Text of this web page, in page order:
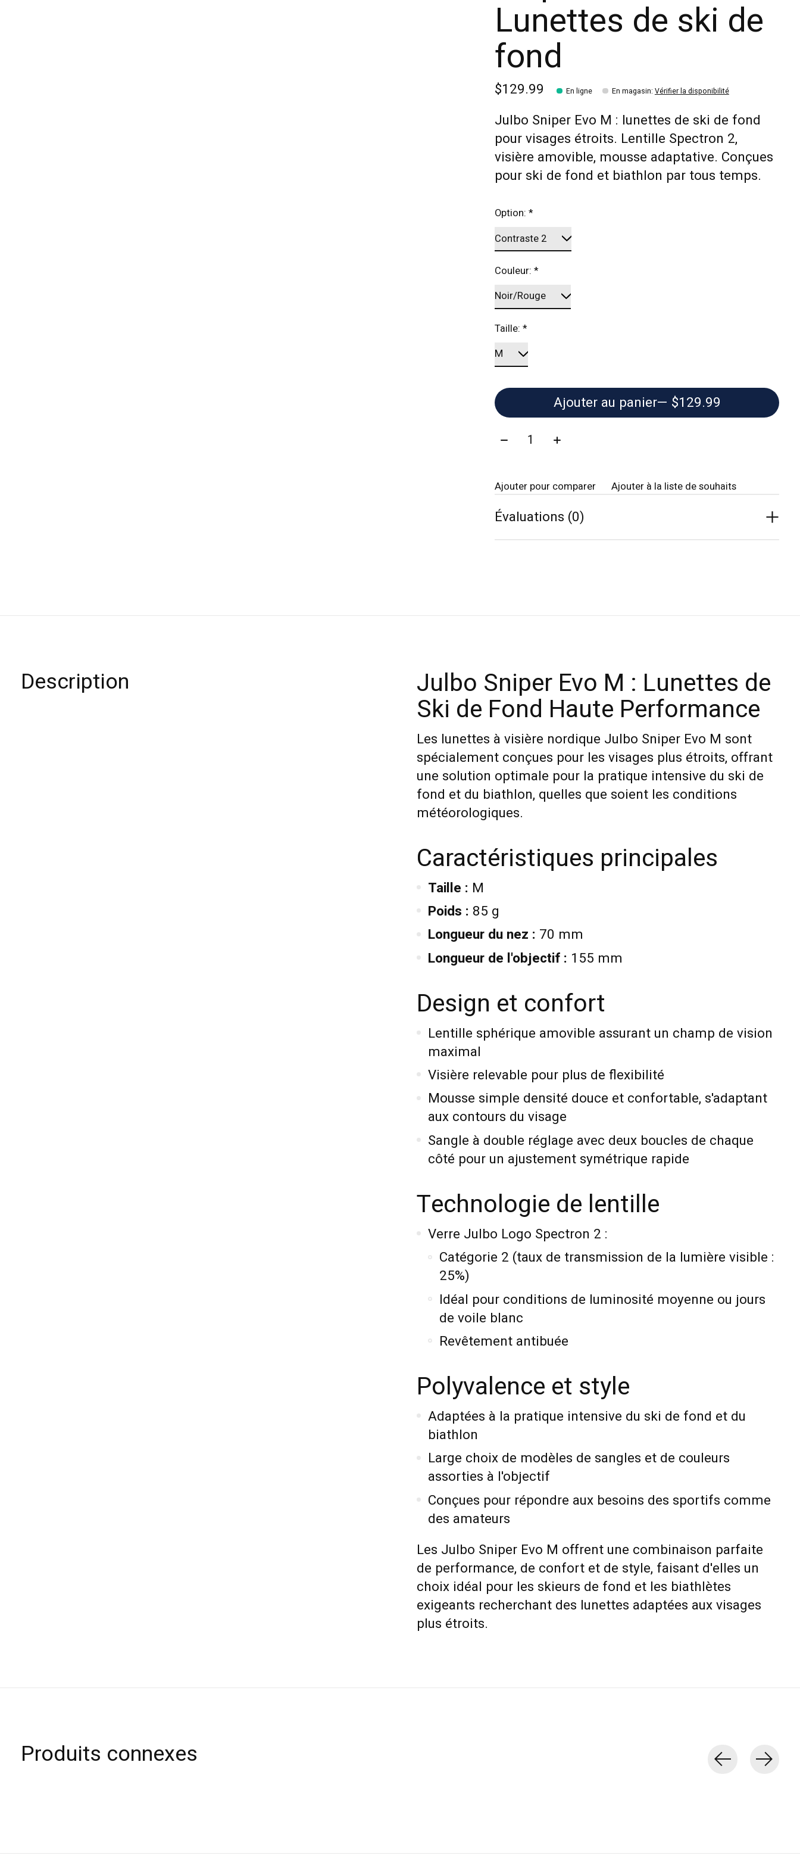
Lunettes de ski de
fond
$129.99 En ligne En magasin: Vérifier la disponibilité
Julbo Sniper Evo M : lunettes de ski de fond
pour visages étroits. Lentille Spectron 2,
visière amovible, mousse adaptative. Conçues
pour ski de fond et biathlon par tous temps.
Option:*
Couleur:*
Taille:*
Ajouter au panier
— $129.99
Quantité:
Ajouter pour comparer Ajouter à la liste de souhaits
Évaluations (0)
Description Julbo Sniper Evo M : Lunettes de
Ski de Fond Haute Performance
Les lunettes à visière nordique Julbo Sniper Evo M sont
spécialement conçues pour les visages plus étroits, offrant
une solution optimale pour la pratique intensive du ski de
fond et du biathlon, quelles que soient les conditions
météorologiques.
Caractéristiques principales
Taille : M
Poids : 85 g
Longueur du nez : 70 mm
Longueur de l'objectif : 155 mm
Design et confort
Lentille sphérique amovible assurant un champ de vision
maximal
Visière relevable pour plus de flexibilité
Mousse simple densité douce et confortable, s'adaptant
aux contours du visage
Sangle à double réglage avec deux boucles de chaque
côté pour un ajustement symétrique rapide
Technologie de lentille
Verre Julbo Logo Spectron 2 :
Catégorie 2 (taux de transmission de la lumière visible :
25%)
Idéal pour conditions de luminosité moyenne ou jours
de voile blanc
Revêtement antibuée
Polyvalence et style
Adaptées à la pratique intensive du ski de fond et du
biathlon
Large choix de modèles de sangles et de couleurs
assorties à l'objectif
Conçues pour répondre aux besoins des sportifs comme
des amateurs
Les Julbo Sniper Evo M offrent une combinaison parfaite
de performance, de confort et de style, faisant d'elles un
choix idéal pour les skieurs de fond et les biathlètes
exigeants recherchant des lunettes adaptées aux visages
plus étroits.
Produits connexes